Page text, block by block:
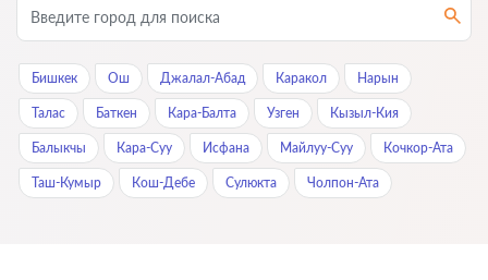
Бишкек Ош Джалал-Абад Каракол Нарын
Талас Баткен Кара-Балта Узген Кызыл-Кия
Балыкчы Кара-Суу Исфана Майлуу-Суу Кочкор-Ата
Таш-Кумыр Кош-Дебе Сулюкта Чолпон-Ата